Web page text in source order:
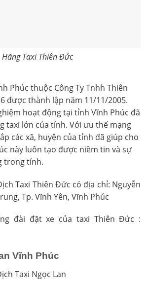
Hãng Taxi Thiên Đức
Phúc thuộc Công Ty Tnhh Thiên
được thành lập năm 11/11/2005.
hoạt động tại tỉnh Vĩnh Phúc đã
taxi lớn của tỉnh. Với ưu thế mạng
các xã, huyện của tỉnh đã giúp cho
này luôn tạo được niềm tin và sự
trong tỉnh.
Taxi Thiên Đức có địa chỉ: Nguyễn
Tp. Vĩnh Yên, Vĩnh Phúc
đài đặt xe của taxi Thiên Đức :
Vĩnh Phúc
Taxi Ngọc Lan